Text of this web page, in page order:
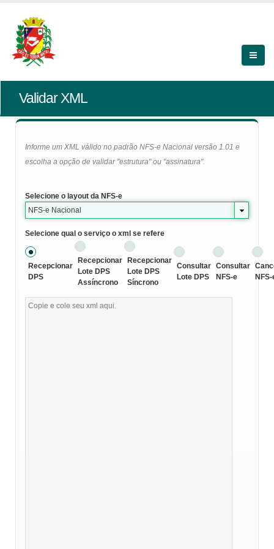
Validar XML
Informe um XML válido no padrão NFS-e Nacional versão 1.01 e
escolha a opção de validar "estrutura" ou "assinatura".
Selecione o layout da NFS-e
NFS-e Nacional
Selecione qual o serviço o xml se refere
Recepcionar
DPS
Recepcionar
Lote DPS
Assíncrono
Recepcionar
Lote DPS
Síncrono
Consultar
Lote DPS
Consultar
NFS-e
NFS-